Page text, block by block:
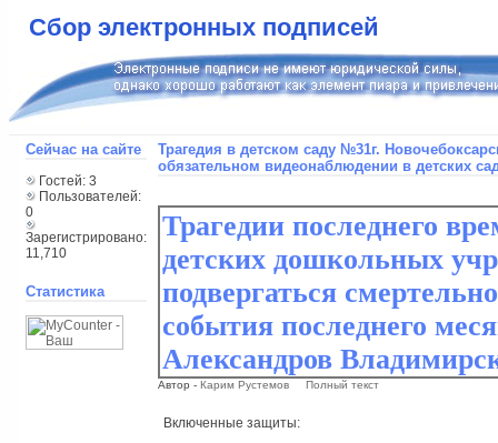
Сбор электронных подписей
Сейчас на сайте
Гостей: 3
Пользователей:
0
Зарегистрировано:
11,710
Статистика
Трагедия в детском саду №31г.
обязательном видеонаблюдении в детских
Автор - Карим Рустемов Полный текст
Включенные защиты: